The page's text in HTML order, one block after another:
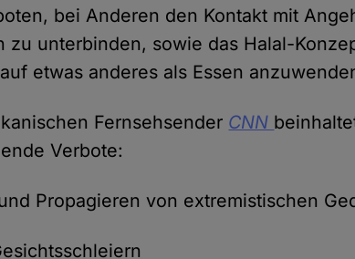
bei Anderen den Kontakt mit
zu unterbinden, sowie das Halal-
etwas anderes als Essen
Fernsehsender CNN
Verbote:
Propagieren von extremistischen